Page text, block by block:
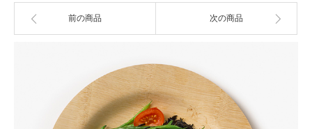
前の商品 次の商品